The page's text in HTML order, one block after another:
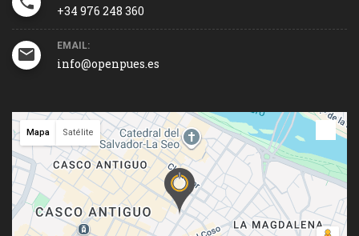
+34 976 248 360
EMAIL:
info@openpues.es
Mapa Satélite